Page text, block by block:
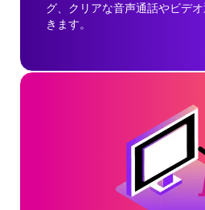
グ、クリアな音声通話やビデ
きます。